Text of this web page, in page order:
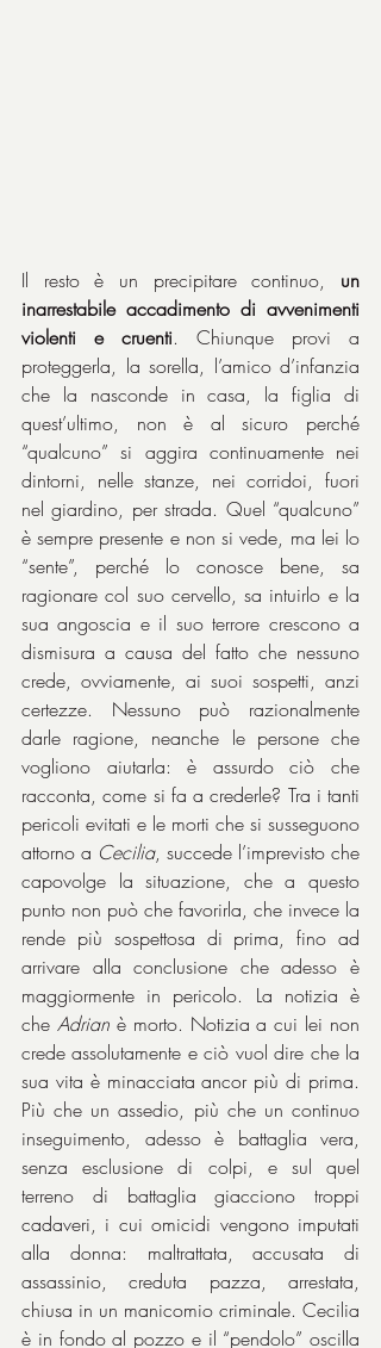
Il resto è un precipitare continuo, un
inarrestabile accadimento di avvenimenti
violenti e cruenti. Chiunque provi a
proteggerla, la sorella, l’amico d’infanzia
che la nasconde in casa, la figlia di
quest’ultimo, non è al sicuro perché
“qualcuno” si aggira continuamente nei
dintorni, nelle stanze, nei corridoi, fuori
nel giardino, per strada. Quel “qualcuno”
è sempre presente e non si vede, ma lei lo
“sente”, perché lo conosce bene, sa
ragionare col suo cervello, sa intuirlo e la
sua angoscia e il suo terrore crescono a
dismisura a causa del fatto che nessuno
crede, ovviamente, ai suoi sospetti, anzi
certezze. Nessuno può razionalmente
darle ragione, neanche le persone che
vogliono aiutarla: è assurdo ciò che
racconta, come si fa a crederle? Tra i tanti
pericoli evitati e le morti che si susseguono
attorno a Cecilia, succede l’imprevisto che
capovolge la situazione, che a questo
punto non può che favorirla, che invece la
rende più sospettosa di prima, fino ad
arrivare alla conclusione che adesso è
maggiormente in pericolo. La notizia è
che Adrian è morto. Notizia a cui lei non
crede assolutamente e ciò vuol dire che la
sua vita è minacciata ancor più di prima.
Più che un assedio, più che un continuo
inseguimento, adesso è battaglia vera,
senza esclusione di colpi, e sul quel
terreno di battaglia giacciono troppi
cadaveri, i cui omicidi vengono imputati
alla donna: maltrattata, accusata di
assassinio, creduta pazza, arrestata,
chiusa in un manicomio criminale. Cecilia
è in fondo al pozzo e il “pendolo” oscilla